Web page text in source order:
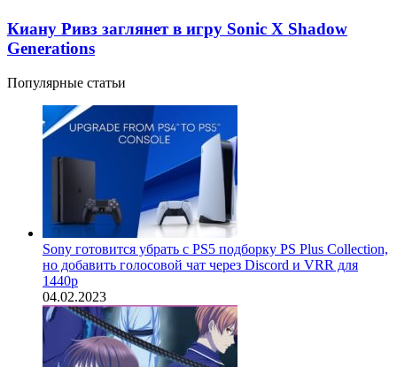
Киану Ривз заглянет в игру Sonic X Shadow
Generations
Популярные статьи
Sony готовится убрать с PS5 подборку PS Plus Collection,
но добавить голосовой чат через Discord и VRR для
1440p
04.02.2023